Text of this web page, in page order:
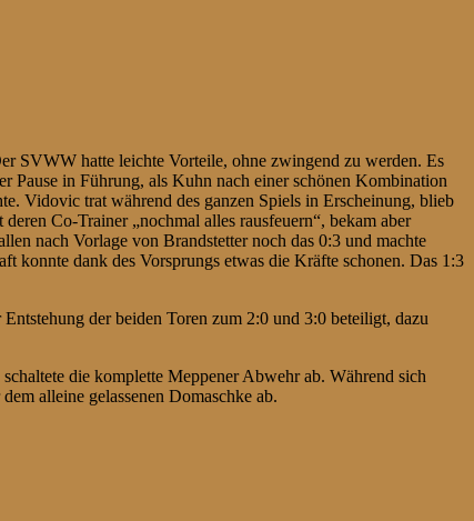
SVWW hatte leichte Vorteile, ohne zwingend zu werden. Es
Pause in Führung, als Kuhn nach einer schönen Kombination
Vidovic trat während des ganzen Spiels in Erscheinung, blieb
Co-Trainer „nochmal alles rausfeuern“, bekam aber
nach Vorlage von Brandstetter noch das 0:3 und machte
konnte dank des Vorsprungs etwas die Kräfte schonen. Das 1:3
der beiden Toren zum 2:0 und 3:0 beteiligt, dazu
die komplette Meppener Abwehr ab. Während sich
alleine gelassenen Domaschke ab.